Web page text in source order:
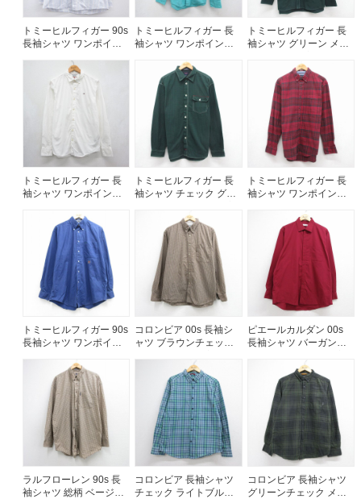
トミーヒルフィガー 90s
長袖シャツ ワンポイン
トライプ メンズXL相当 |
トミーヒルフィガー 長
袖シャツ ワンポイント
ズL相当 | 古着
トミーヒルフィガー 長
袖シャツ グリーン メン
トミーヒルフィガー 長
袖シャツ ワンポイント
相当 | 古着
トミーヒルフィガー 長
袖シャツ チェック グリ
トミーヒルフィガー 長
袖シャツ ワンポイント
ック メンズL相当 | 古着
トミーヒルフィガー 90s
長袖シャツ ワンポイン
相当 | 古着
コロンビア 00s 長袖シ
ャツ ブラウンチェック
ピエールカルダン 00s
長袖シャツ バーガンデ
ラルフローレン 90s 長
袖シャツ 総柄 ベージュ
コロンビア 長袖シャツ
チェック ライトブルー
コロンビア 長袖シャツ
グリーンチェック メン